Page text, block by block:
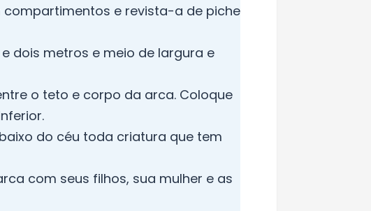
compartimentos e revista-a de piche
dois metros e meio de largura e
o teto e corpo da arca. Coloque
do céu toda criatura que tem
com seus filhos, sua mulher e as